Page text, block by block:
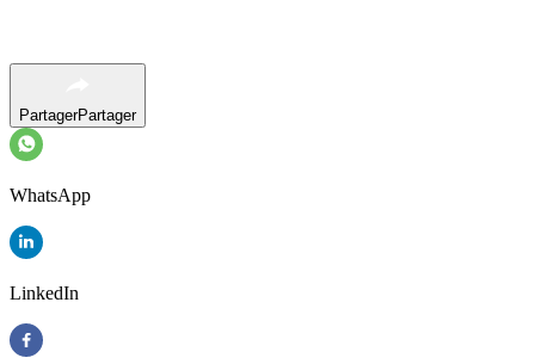
PartagerPartager
WhatsApp
LinkedIn